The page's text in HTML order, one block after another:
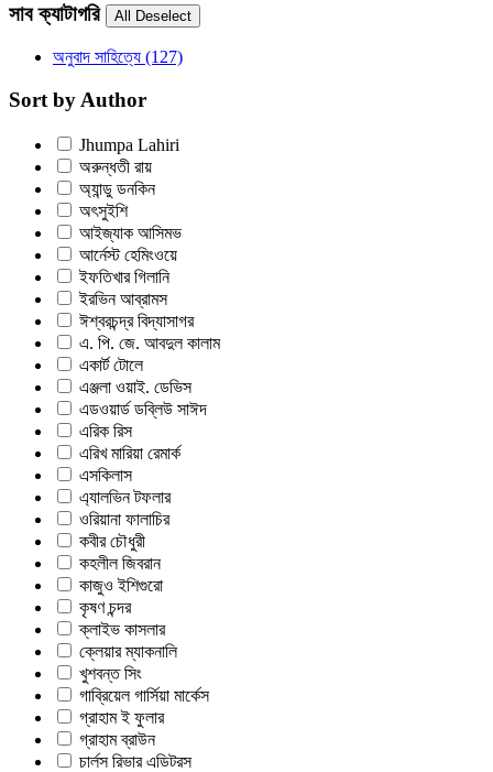
সাব ক্যাটাগরি
অনুবাদ সাহিত্যে (127)
Sort by Author
Jhumpa Lahiri
অরুন্ধতী রায়
অ্যান্ডু ডনকিন
অৎসুইশি
আইজ্যাক আসিমভ
আর্নেস্ট হেমিংওয়ে
ইফতিখার গিলানি
ইরভিন আব্রামস
ঈশ্বরচন্দ্র বিদ্যাসাগর
এ. পি. জে. আবদুল কালাম
একার্ট টোলে
এঞ্জলা ওয়াই. ডেভিস
এডওয়ার্ড ডব্লিউ সাঈদ
এরিক রিস
এরিখ মারিয়া রেমার্ক
এসকিলাস
এ্যালভিন টফলার
ওরিয়ানা ফালাচির
কবীর চৌধুরী
কহলীল জিবরান
কাজুও ইশিগুরো
কৃষণ চন্দর
ক্লাইভ কাসলার
ক্লেয়ার ম্যাকনালি
খুশবন্ত সিং
গাব্রিয়েল গার্সিয়া মার্কেস
গ্রাহাম ই ফুলার
গ্রাহাম ব্রাউন
চার্লস রিভার এডিটরস